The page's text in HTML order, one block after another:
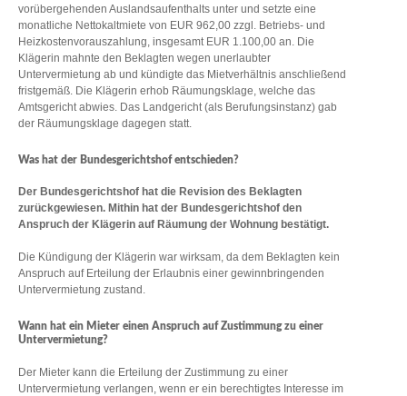
vorübergehenden Auslandsaufenthalts unter und setzte eine
monatliche Nettokaltmiete von EUR 962,00 zzgl. Betriebs- und
Heizkostenvorauszahlung, insgesamt EUR 1.100,00 an. Die
Klägerin mahnte den Beklagten wegen unerlaubter
Untervermietung ab und kündigte das Mietverhältnis anschließend
fristgemäß. Die Klägerin erhob Räumungsklage, welche das
Amtsgericht abwies. Das Landgericht (als Berufungsinstanz) gab
der Räumungsklage dagegen statt.
Was hat der Bundesgerichtshof entschieden?
Der Bundesgerichtshof hat die Revision des Beklagten
zurückgewiesen. Mithin hat der Bundesgerichtshof den
Anspruch der Klägerin auf Räumung der Wohnung bestätigt.
Die Kündigung der Klägerin war wirksam, da dem Beklagten kein
Anspruch auf Erteilung der Erlaubnis einer gewinnbringenden
Untervermietung zustand.
Wann hat ein Mieter einen Anspruch auf Zustimmung zu einer
Untervermietung?
Der Mieter kann die Erteilung der Zustimmung zu einer
Untervermietung verlangen, wenn er ein berechtigtes Interesse im